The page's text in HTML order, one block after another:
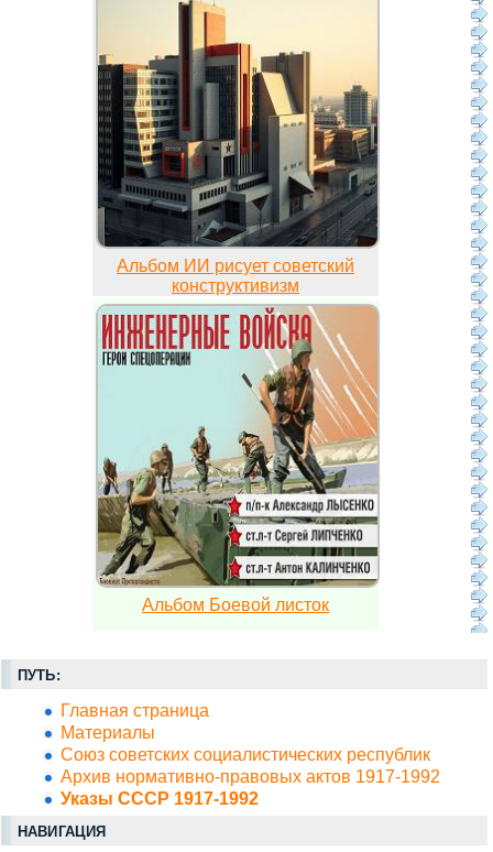
Альбом ИИ рисует советский
конструктивизм
Альбом Боевой листок
ПУТЬ:
Главная страница
Материалы
Союз советских социалистических республик
Архив нормативно-правовых актов 1917-1992
Указы СССР 1917-1992
НАВИГАЦИЯ